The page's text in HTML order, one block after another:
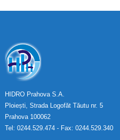
HIDRO Prahova S.A.
Ploiești, Strada Logofăt Tăutu nr. 5
Prahova 100062
Tel: 0244.529.474 - Fax: 0244.529.340